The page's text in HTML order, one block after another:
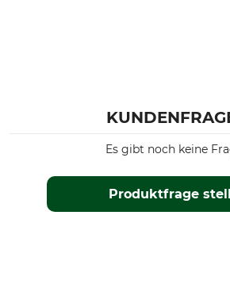
Produktfrage
Es gibt noch keine